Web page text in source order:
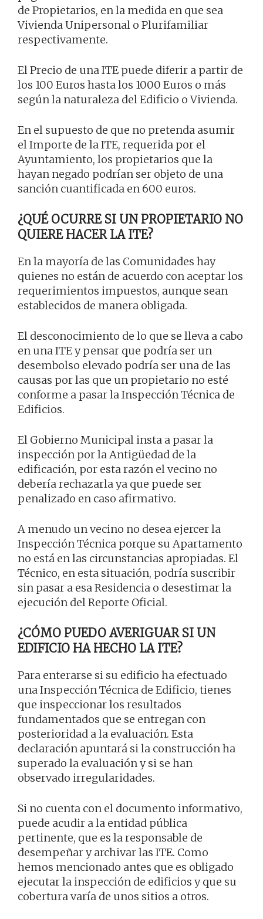
de Propietarios, en la medida en que sea
Vivienda Unipersonal o Plurifamiliar
respectivamente.
El Precio de una ITE puede diferir a partir de
los 100 Euros hasta los 1000 Euros o más
según la naturaleza del Edificio o Vivienda.
En el supuesto de que no pretenda asumir
el Importe de la ITE, requerida por el
Ayuntamiento, los propietarios que la
hayan negado podrían ser objeto de una
sanción cuantificada en 600 euros.
¿QUÉ OCURRE SI UN PROPIETARIO NO
QUIERE HACER LA ITE?
En la mayoría de las Comunidades hay
quienes no están de acuerdo con aceptar los
requerimientos impuestos, aunque sean
establecidos de manera obligada.
El desconocimiento de lo que se lleva a cabo
en una ITE y pensar que podría ser un
desembolso elevado podría ser una de las
causas por las que un propietario no esté
conforme a pasar la Inspección Técnica de
Edificios.
El Gobierno Municipal insta a pasar la
inspección por la Antigüedad de la
edificación, por esta razón el vecino no
debería rechazarla ya que puede ser
penalizado en caso afirmativo.
A menudo un vecino no desea ejercer la
Inspección Técnica porque su Apartamento
no está en las circunstancias apropiadas. El
Técnico, en esta situación, podría suscribir
sin pasar a esa Residencia o desestimar la
ejecución del Reporte Oficial.
¿CÓMO PUEDO AVERIGUAR SI UN
EDIFICIO HA HECHO LA ITE?
Para enterarse si su edificio ha efectuado
una Inspección Técnica de Edificio, tienes
que inspeccionar los resultados
fundamentados que se entregan con
posterioridad a la evaluación. Esta
declaración apuntará si la construcción ha
superado la evaluación y si se han
observado irregularidades.
Si no cuenta con el documento informativo,
puede acudir a la entidad pública
pertinente, que es la responsable de
desempeñar y archivar las ITE. Como
hemos mencionado antes que es obligado
ejecutar la inspección de edificios y que su
cobertura varía de unos sitios a otros.